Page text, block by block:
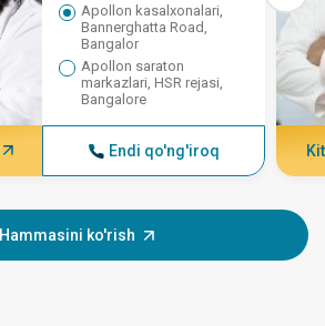
Apollon kasalxonalari,
Bannerghatta Road,
Bangalor
Apollon saraton
markazlari, HSR rejasi,
Bangalore
Endi qo'ng'iroq
Hammasini ko'rish